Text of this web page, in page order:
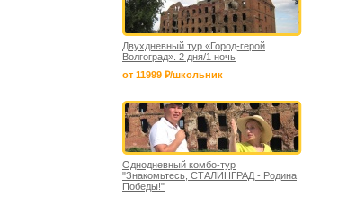
Двухдневный тур «Город-герой
Волгоград». 2 дня/1 ночь
от 11999 ₽/школьник
Однодневный комбо-тур
"Знакомьтесь, СТАЛИНГРАД - Родина
Победы!"